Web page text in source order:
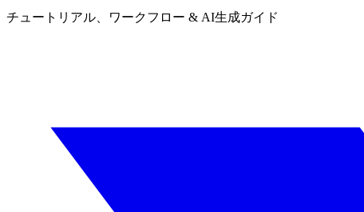
チュートリアル、ワークフロー & AI生成ガイド